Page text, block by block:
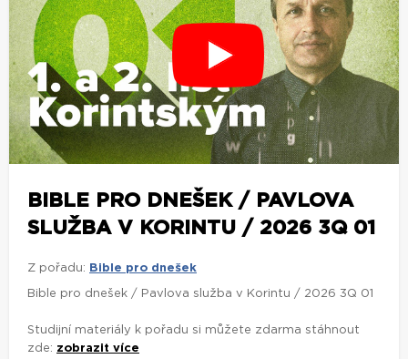
BIBLE PRO DNEŠEK / PAVLOVA
SLUŽBA V KORINTU / 2026 3Q 01
Z pořadu: Bible pro dnešek
Bible pro dnešek / Pavlova služba v Korintu / 2026 3Q 01
Studijní materiály k pořadu si můžete zdarma stáhnout
zde: zobrazit více